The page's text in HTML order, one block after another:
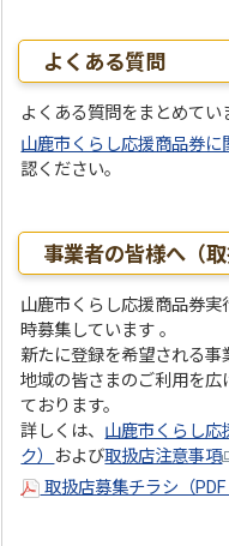
よくある質問
よくある質問をまとめてい
山鹿市くらし応援商品券
認ください。
事業者の皆様へ（取
山鹿市くらし応援商品券
時募集しています 。
新たに登録を希望される事
地域の皆さまのご利用を
ております。
詳しくは、 山鹿市くらし応
ク） および取扱店注意事項
取扱店募集チラシ（